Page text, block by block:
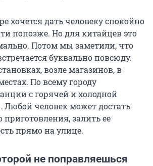
хочется дать человеку спокойно
попозже. Но для китайцев это
Потом мы заметили, что
буквально повсюду.
возле магазинов, в
По всему городу
с горячей и холодной
Любой человек может достать
залить ее
прямо на улице.
не поправляешься